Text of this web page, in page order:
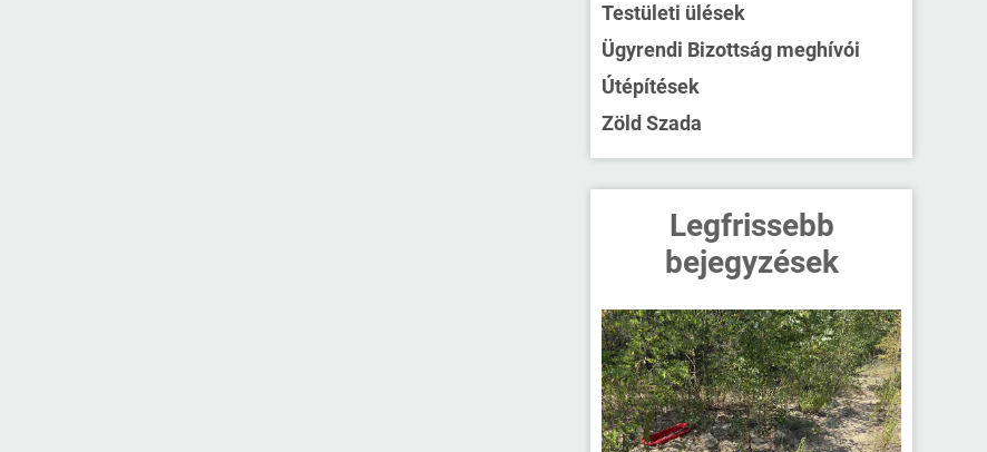
Testületi ülések
Ügyrendi Bizottság meghívói
Útépítések
Zöld Szada
Legfrissebb
bejegyzések